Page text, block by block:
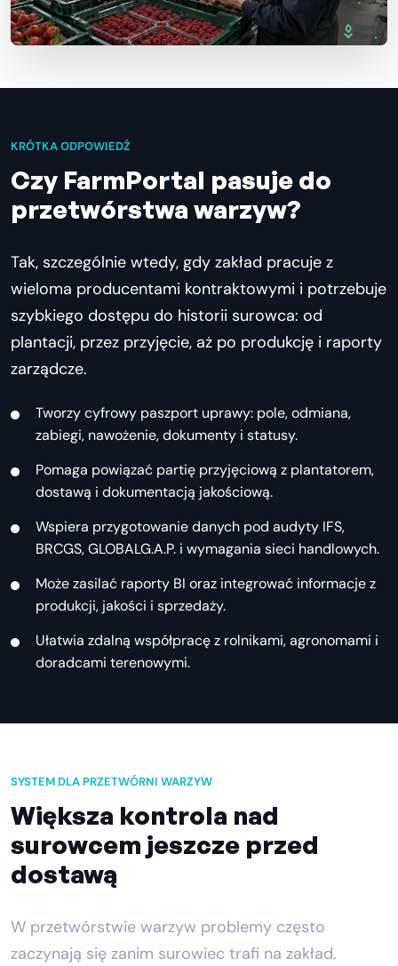
KRÓTKA ODPOWIEDŹ
Czy FarmPortal pasuje do
przetwórstwa warzyw?
Tak, szczególnie wtedy, gdy zakład pracuje z
wieloma producentami kontraktowymi i potrzebuje
szybkiego dostępu do historii surowca: od
plantacji, przez przyjęcie, aż po produkcję i raporty
zarządcze.
Tworzy cyfrowy paszport uprawy: pole, odmiana,
zabiegi, nawożenie, dokumenty i statusy.
Pomaga powiązać partię przyjęciową z plantatorem,
dostawą i dokumentacją jakościową.
Wspiera przygotowanie danych pod audyty IFS,
BRCGS, GLOBALG.A.P. i wymagania sieci handlowych.
Może zasilać raporty BI oraz integrować informacje z
produkcji, jakości i sprzedaży.
Ułatwia zdalną współpracę z rolnikami, agronomami i
doradcami terenowymi.
SYSTEM DLA PRZETWÓRNI WARZYW
Większa kontrola nad
surowcem jeszcze przed
dostawą
W przetwórstwie warzyw problemy często
zaczynają się zanim surowiec trafi na zakład.